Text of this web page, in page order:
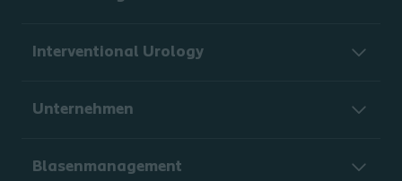
Interventional Urology
Unternehmen
Blasenmanagement